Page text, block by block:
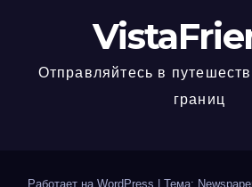
Отправляйтесь в
границ
Работает на WordPress Тема: